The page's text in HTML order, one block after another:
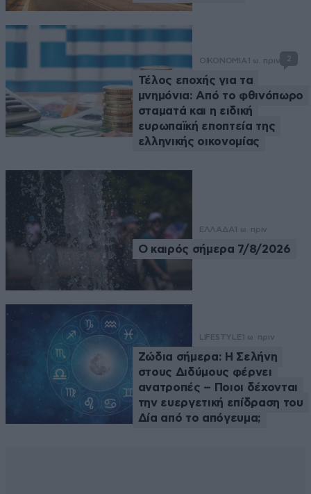
ΟΙΚΟΝΟΜΙΑ 1 ω. πριν 2
Τέλος εποχής για τα
μνημόνια: Από το φθινόπωρο
σταματά και η ειδική
ευρωπαϊκή εποπτεία της
ελληνικής οικονομίας
ΕΛΛΑΔΑ 1 ω. πριν
Ο καιρός σήμερα 7/8/2026
LIFESTYLE 1 ω. πριν
Ζώδια σήμερα: Η Σελήνη
στους Διδύμους φέρνει
ανατροπές – Ποιοι δέχονται
την ευεργετική επίδραση του
Δία από το απόγευμα;